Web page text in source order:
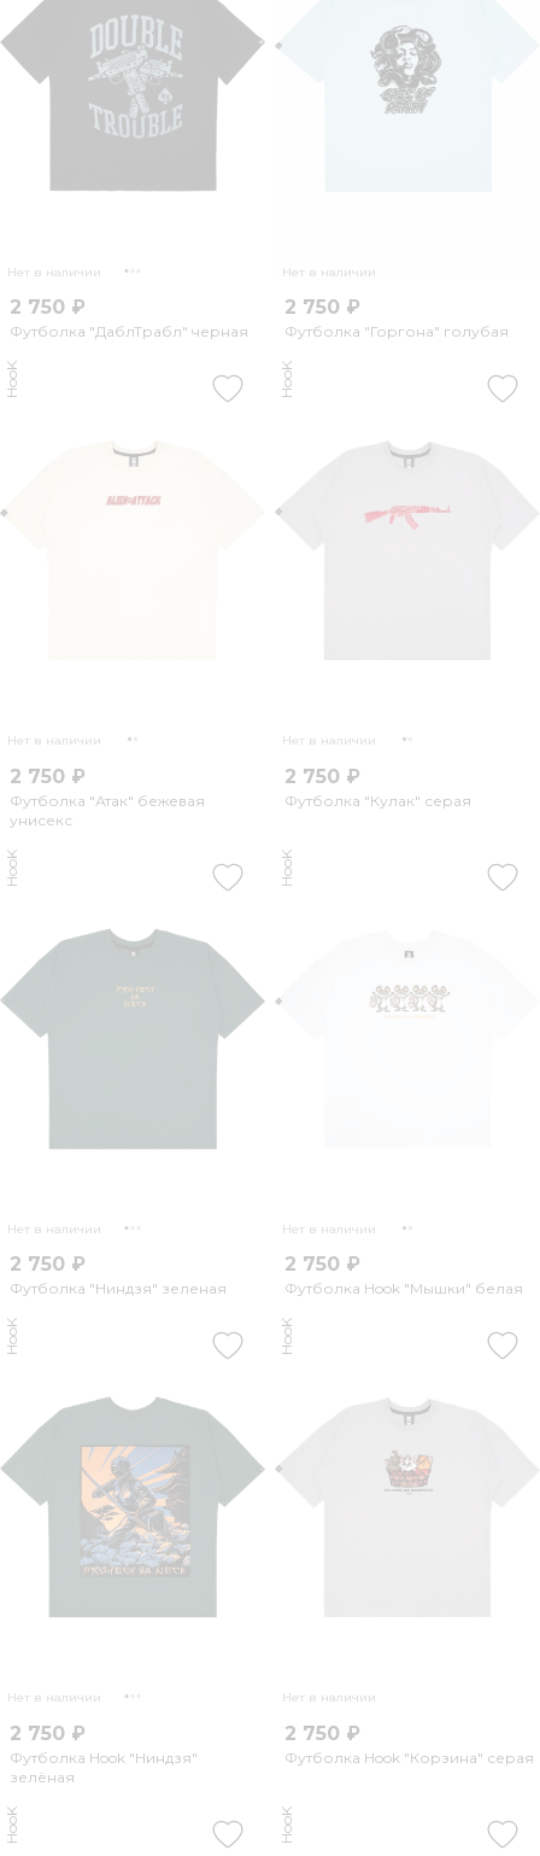
Нет в наличии
2 750 ₽
Футболка "ДаблТрабл" черная
Нет в наличии
2 750 ₽
Футболка "Горгона" голубая
Нет в наличии
HooK
2 750 ₽
Футболка "Атак" бежевая
унисекс
Нет в наличии
HooK
2 750 ₽
Футболка "Кулак" серая
Нет в наличии
HooK
2 750 ₽
Футболка "Ниндзя" зеленая
Нет в наличии
HooK
2 750 ₽
Футболка Hook "Мышки" белая
Нет в наличии
HooK
2 750 ₽
Футболка Hook "Ниндзя"
зелёная
Нет в наличии
HooK
2 750 ₽
Футболка Hook "Корзина" серая
HooK HooK